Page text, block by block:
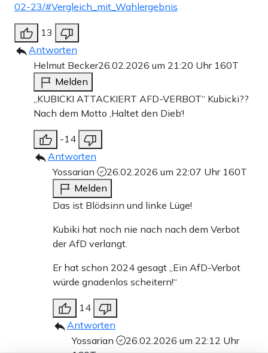
02-23/#Vergleich_mit_Wahlergebnis
13
Antworten
Helmut Becker26.02.2026 um 21:20 Uhr 160T
Melden
,,KUBICKI ATTACKIERT AFD-VERBOT“ Kubicki??
Nach dem Motto ,Haltet den Dieb‘!
-14
Antworten
Yossarian
26.02.2026 um 22:07 Uhr 160T
Melden
Das ist Blödsinn und linke Lüge!
Kubiki hat noch nie nach nach dem Verbot
der AfD verlangt.
Er hat schon 2024 gesagt „Ein AfD-Verbot
würde gnadenlos scheitern!“
14
Antworten
Yossarian
26.02.2026 um 22:12 Uhr